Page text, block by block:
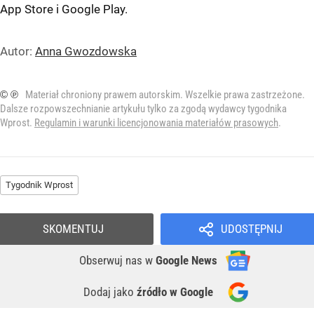
App Store i Google Play.
Autor: Anna Gwozdowska
© ℗
Materiał chroniony prawem autorskim. Wszelkie prawa zastrzeżone.
Dalsze rozpowszechnianie artykułu tylko za zgodą wydawcy tygodnika
Wprost. Regulamin i warunki licencjonowania materiałów prasowych.
Tygodnik Wprost
UDOSTĘPNIJ
Obserwuj nas w Google News
Dodaj jako źródło w Google
SKOMENTUJ